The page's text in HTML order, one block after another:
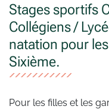
Stages sportifs
Collégiens /
natation pour
Sixième.
Pour les filles et les